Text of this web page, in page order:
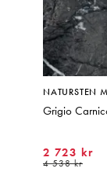
NATURSTEN
Grigio
2 723 kr
4 538 kr